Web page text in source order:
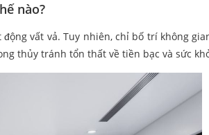
nào?
vất vả. Tuy nhiên, chỉ bố trí không
thủy tránh tổn thất về tiền bạc và sức